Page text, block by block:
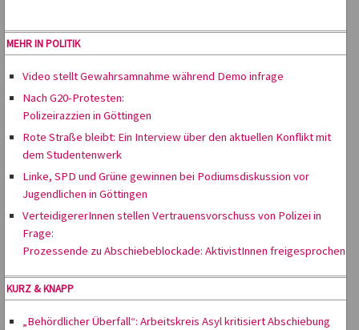
MEHR IN POLITIK
Video stellt Gewahrsamnahme während Demo infrage
Nach G20-Protesten:
Polizeirazzien in Göttingen
Rote Straße bleibt: Ein Interview über den aktuellen Konflikt mit
dem Studentenwerk
Linke, SPD und Grüne gewinnen bei Podiumsdiskussion vor
Jugendlichen in Göttingen
VerteidigererInnen stellen Vertrauensvorschuss von Polizei in
Frage:
Prozessende zu Abschiebeblockade: AktivistInnen freigesprochen
KURZ & KNAPP
„Behördlicher Überfall“: Arbeitskreis Asyl kritisiert Abschiebung